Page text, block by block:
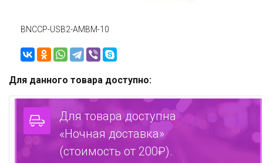
BNCCP-USB2-AMBM-10
Для данного товара доступно:
Для товара доступна
«Ночная доставка»
(стоимость от 200₽).